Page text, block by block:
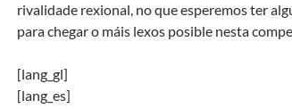
rivalidade rexional, no que esperemos ter
para chegar o máis lexos posible nesta
[lang_gl]
[lang_es]